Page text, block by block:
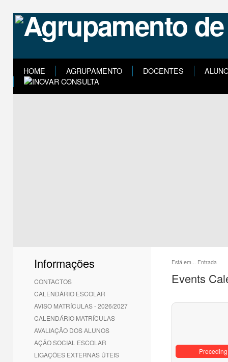
HOME AGRUPAMENTO DOCENTES
Informações
CONTACTOS
CALENDÁRIO ESCOLAR
AVISO MATRÍCULAS - 2026/2027
CALENDÁRIO MATRÍCULAS
AVALIAÇÃO DOS ALUNOS
AÇÃO SOCIAL ESCOLAR
LIGAÇÕES EXTERNAS ÚTEIS
Está em... Entrada
Events